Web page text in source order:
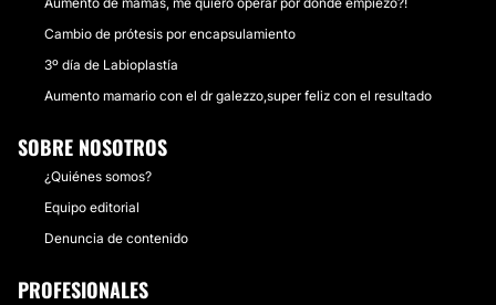
Cambio de prótesis por encapsulamiento
3º día de Labioplastía
Aumento mamario con el dr galezzo,super feliz con el resultado
SOBRE NOSOTROS
¿Quiénes somos?
Equipo editorial
Denuncia de contenido
PROFESIONALES